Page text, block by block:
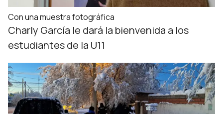
Con una muestra fotográfica
Charly García le dará la bienvenida a los
estudiantes de la U11